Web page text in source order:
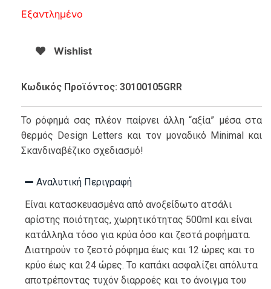
Εξαντλημένο
Wishlist
Κωδικός Προϊόντος: 30100105GRR
Το ρόφημά σας πλέον παίρνει άλλη “αξία” μέσα στα
θερμός Design Letters και τον μοναδικό Minimal και
Σκανδιναβέζικο σχεδιασμό!
Αναλυτική Περιγραφή
Είναι κατασκευασμένα από ανοξείδωτο ατσάλι
αρίστης ποιότητας, χωρητικότητας 500ml και είναι
κατάλληλα τόσο για κρύα όσο και ζεστά ροφήματα.
Διατηρούν το ζεστό ρόφημα έως και 12 ώρες και το
κρύο έως και 24 ώρες. Το καπάκι ασφαλίζει απόλυτα
αποτρέποντας τυχόν διαρροές και το άνοιγμα του